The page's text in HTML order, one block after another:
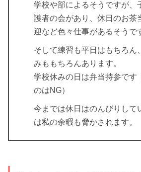
学校や部によるそうですが、
護者の会があり、休日のお茶
迎など色々仕事があるそうで
そして練習も平日はもちろん
みももちろんあります。
学校休みの日は弁当持参です
のはNG）
今までは休日はのんびりして
は私の余暇も脅かされます。